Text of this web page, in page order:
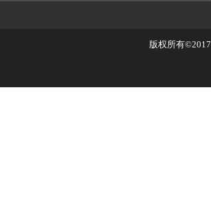
版权所有©2017